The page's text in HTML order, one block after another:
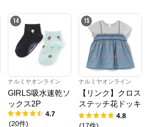
14
ナルミヤオンライン
GIRLS吸水速乾ソ
ックス2P
4.7
(20件)
15
ナルミヤオンライン
【リンク】クロス
ステッチ花ドッキ
ングTシャツ
4.8
(17件)